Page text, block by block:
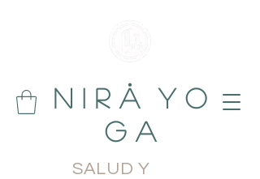
N i r å Y o
g a
SALUD Y